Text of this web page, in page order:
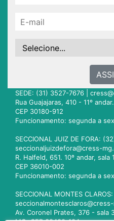
SEDE: (31) 3527-7676 |
Rua Guajajaras, 410 - 11º
CEP 30180-912
Funcionamento: segunda a
SECCIONAL JUIZ DE FORA:
seccionaljuizdefora@cress-
R. Halfeld, 651. 10º andar,
CEP 36010-002
Funcionamento: segunda a
SECCIONAL MONTES
Av. Coronel Prates, 376 - sala